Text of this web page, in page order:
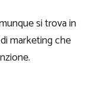
si trova in
marketing che